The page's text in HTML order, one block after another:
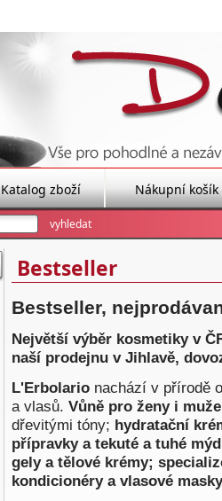
Katalog zboží Nákupní košík
Bestseller
Bestseller,
Největší výběr kosmetiky v
naší prodejnu v Jihlavě,
L'Erbolario nachází v přírodě
a vlasů. Vůně pro ženy i muže
dřevitými tóny; hydratační
přípravky a tekuté a tuhé
gely a tělové krémy;
kondicionéry a vlasové masky